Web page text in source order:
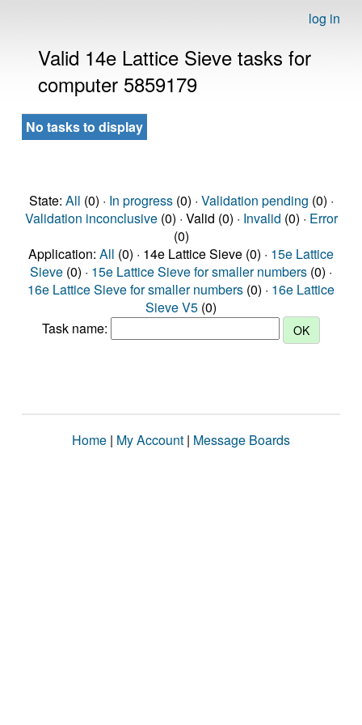
log in
Valid 14e Lattice Sieve tasks for
computer 5859179
No tasks to display
State: All (0) · In progress(0) · Validation pending (0) ·
Validation inconclusive(0) · Valid (0) · Invalid (0) · Error
(0)
Application: All (0) · 14e Lattice Sieve (0) · 15e Lattice
Sieve (0) · 15e Lattice Sieve for smaller numbers (0) ·
16e Lattice Sieve for smaller numbers (0) · 16e Lattice
Sieve V5 (0)
Task name:
Home | My Account | Message Boards